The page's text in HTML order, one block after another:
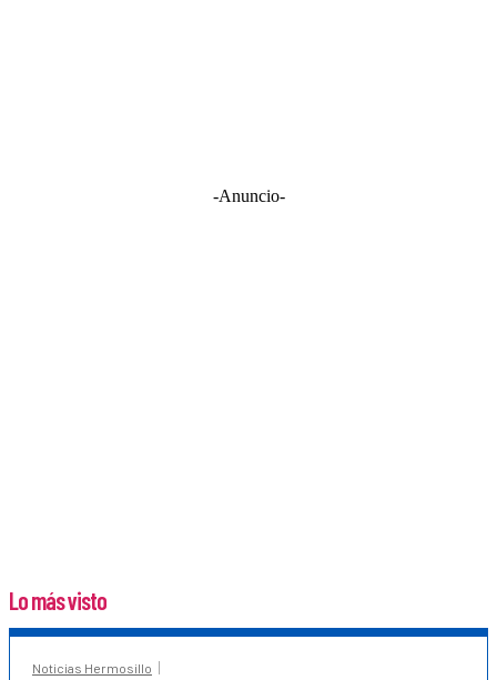
-Anuncio-
Lo más visto
Noticias Hermosillo